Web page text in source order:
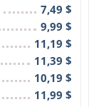
7,49 $
9,99 $
11,19 $
11,39 $
10,19 $
11,99 $